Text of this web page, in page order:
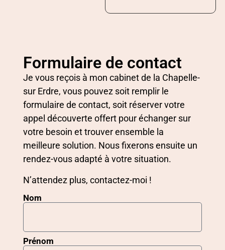
Formulaire de contact
Je vous reçois à mon cabinet de la Chapelle-
sur Erdre, vous pouvez soit remplir le
formulaire de contact, soit réserver votre
appel découverte offert pour échanger sur
votre besoin et trouver ensemble la
meilleure solution. Nous fixerons ensuite un
rendez-vous adapté à votre situation.
N’attendez plus, contactez-moi !
Nom
Prénom